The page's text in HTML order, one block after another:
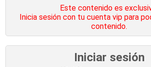
Este contenido es
Inicia sesión con tu cuenta vip para
contenido.
Iniciar sesión